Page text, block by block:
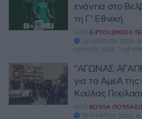
ενάντια στο
τη Γ’ Εθνική
ΑΠΌ E-PTOLEMEOS
24 ΜΑΡΤΊΟΥ 2025,
ΙΟΥΝΊΟΥ 2025, 7:48 ΜΜ
“ΑΓΩΝΑΣ
για τα ΑμεΑ
Κούλας
ΑΠΌ ΚΟΎΛΑ
10 ΜΑΡΤΊΟΥ 2025,